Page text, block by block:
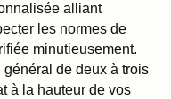
alliant
les normes de
minutieusement.
de deux à trois
à la hauteur de vos